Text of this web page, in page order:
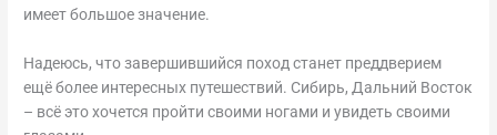
имеет большое значение.
Надеюсь, что завершившийся поход станет преддверием
ещё более интересных путешествий. Сибирь, Дальний Восток
– всё это хочется пройти своими ногами и увидеть своими